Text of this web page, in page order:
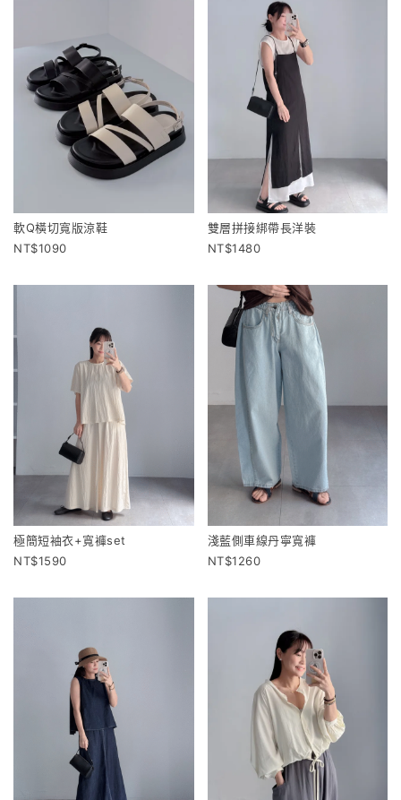
軟Q橫切寬版涼鞋
1090
雙層拼接綁帶長洋裝
1480
極簡短袖衣+寬褲set
1590
淺藍側車線丹寧寬褲
1260